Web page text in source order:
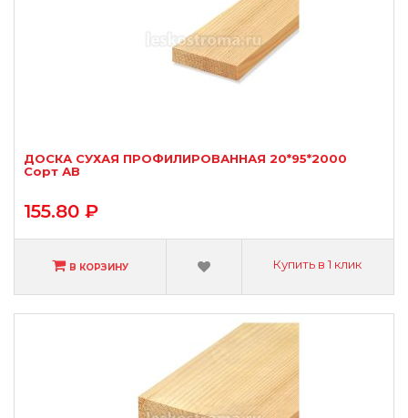
ДОСКА СУХАЯ ПРОФИЛИРОВАННАЯ 20*95*2000
Сорт АВ
155.80 ₽
В КОРЗИНУ Купить в 1 клик